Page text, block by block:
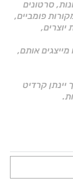
סרטונים
פומביים,
זכויות יוצרים,
אותם,
קרדיט